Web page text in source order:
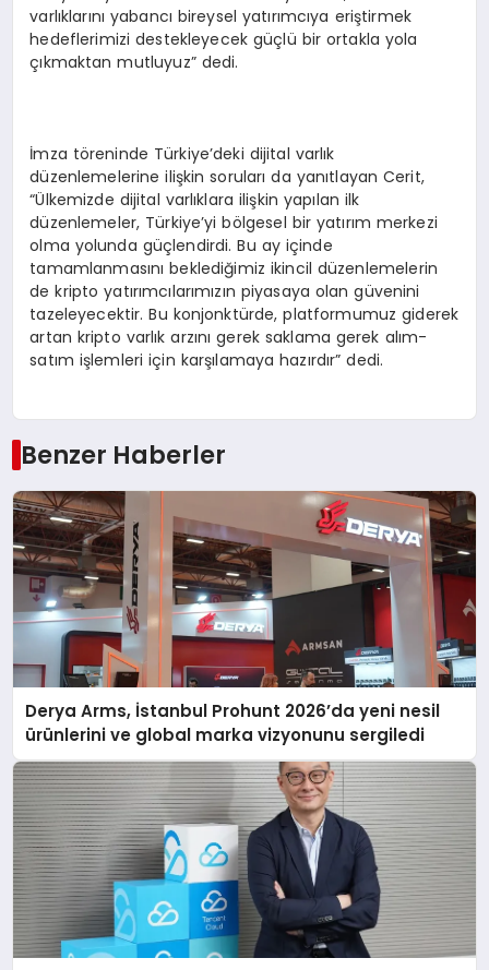
varlıklarını yabancı bireysel yatırımcıya eriştirmek
hedeflerimizi destekleyecek güçlü bir ortakla yola
çıkmaktan mutluyuz” dedi.
İmza töreninde Türkiye’deki dijital varlık
düzenlemelerine ilişkin soruları da yanıtlayan Cerit,
“Ülkemizde dijital varlıklara ilişkin yapılan ilk
düzenlemeler, Türkiye’yi bölgesel bir yatırım merkezi
olma yolunda güçlendirdi. Bu ay içinde
tamamlanmasını beklediğimiz ikincil düzenlemelerin
de kripto yatırımcılarımızın piyasaya olan güvenini
tazeleyecektir. Bu konjonktürde, platformumuz giderek
artan kripto varlık arzını gerek saklama gerek alım-
satım işlemleri için karşılamaya hazırdır” dedi.
Benzer Haberler
Derya Arms, İstanbul Prohunt 2026’da yeni nesil
ürünlerini ve global marka vizyonunu sergiledi